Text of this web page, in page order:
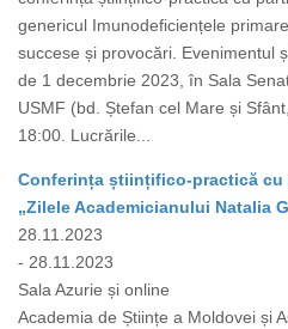
genericul Imunodeficiențele
succese și provocări. Evenimentul
de 1 decembrie 2023, în Sala
USMF (bd. Ștefan cel Mare și
18:00. Lucrările...
Conferința științifico-practică
„Zilele Academicianului Natalia
28.11.2023
- 28.11.2023
Sala Azurie și online
Academia de Științe a Moldovei și